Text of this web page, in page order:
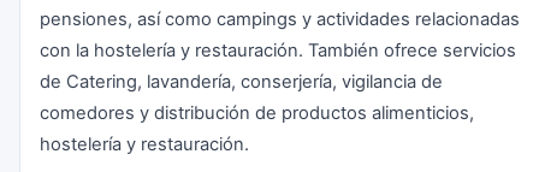
pensiones, así como campings y actividades relacionadas
con la hostelería y restauración. También ofrece servicios
de Catering, lavandería, conserjería, vigilancia de
comedores y distribución de productos alimenticios,
hostelería y restauración.